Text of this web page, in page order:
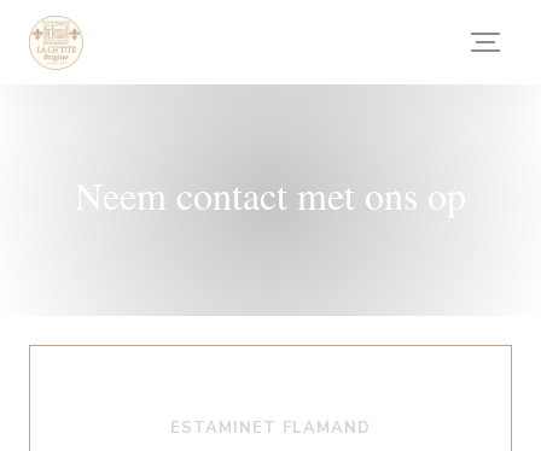
Cookies beheer paneel
Neem contact met ons op
ESTAMINET FLAMAND